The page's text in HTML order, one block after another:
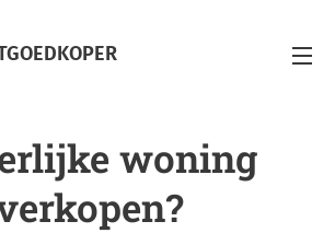
woning